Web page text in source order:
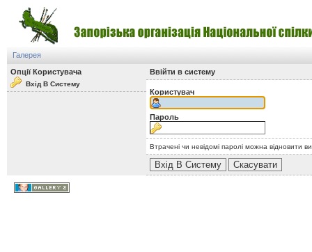
Галерея
Опції Користувача
Вхід В Систему
Ввійти в систему
Користувач
Пароль
Втрачені чи невідомі паролі можна відновити